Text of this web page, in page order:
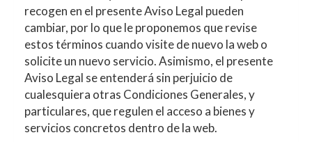
recogen en el presente Aviso Legal pueden
cambiar, por lo que le proponemos que revise
estos términos cuando visite de nuevo la web o
solicite un nuevo servicio. Asimismo, el presente
Aviso Legal se entenderá sin perjuicio de
cualesquiera otras Condiciones Generales, y
particulares, que regulen el acceso a bienes y
servicios concretos dentro de la web.